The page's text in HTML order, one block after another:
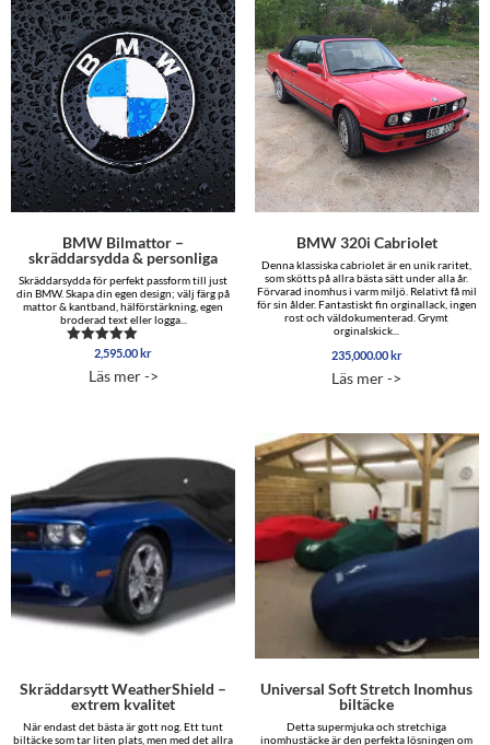
BMW Bilmattor –
skräddarsydda & personliga
Skräddarsydda för perfekt passform till just
din BMW. Skapa din egen design; välj färg på
mattor & kantband, hälförstärkning, egen
broderad text eller logga...
Betygsatt
av 5
2,595.00 kr
Läs mer ->
BMW 320i Cabriolet
Denna klassiska cabriolet är en unik raritet,
som skötts på allra bästa sätt under alla år.
Förvarad inomhus i varm miljö. Relativt få mil
för sin ålder. Fantastiskt fin orginallack, ingen
rost och väldokumenterad. Grymt
orginalskick...
235,000.00 kr
Läs mer ->
Skräddarsytt WeatherShield –
extrem kvalitet
När endast det bästa är gott nog. Ett tunt
biltäcke som tar liten plats, men med det allra
Universal Soft Stretch Inomhus
biltäcke
Detta supermjuka och stretchiga
inomhustäcke är den perfekta lösningen om